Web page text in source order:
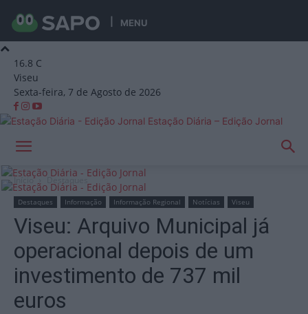
MENU
16.8 C
Viseu
Sexta-feira, 7 de Agosto de 2026
Estação Diária – Edição Jornal
Início Destaques
Destaques Informação Informação Regional Notícias Viseu
Viseu: Arquivo Municipal já
operacional depois de um
investimento de 737 mil
euros